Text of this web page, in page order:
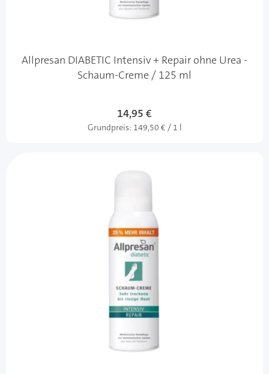
Allpresan DIABETIC Intensiv + Repair ohne Urea -
Schaum-Creme / 125 ml
14,95 €
Grundpreis: 149,50 € / 1 l